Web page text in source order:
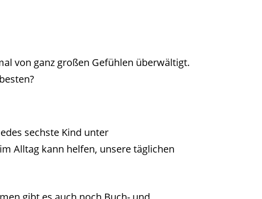
von ganz großen Gefühlen überwältigt.
sechste Kind unter
Alltag kann helfen, unsere täglichen